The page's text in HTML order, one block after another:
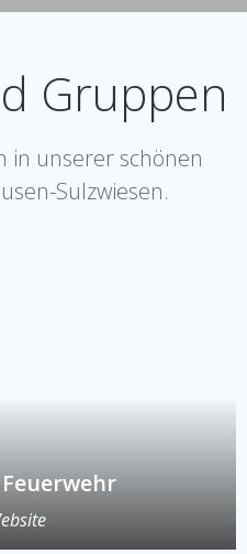
Gruppen
in unserer schönen
Sulzwiesen.